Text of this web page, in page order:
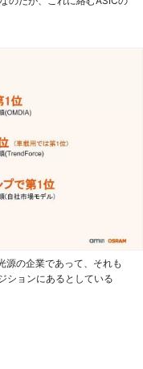
の企業であって、それも
ションにあるとしている